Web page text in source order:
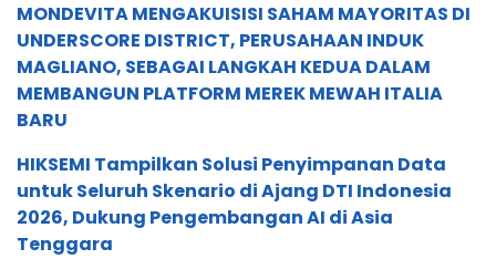
MONDEVITA MENGAKUISISI SAHAM MAYORITAS DI
UNDERSCORE DISTRICT, PERUSAHAAN INDUK
MAGLIANO, SEBAGAI LANGKAH KEDUA DALAM
MEMBANGUN PLATFORM MEREK MEWAH ITALIA
BARU
HIKSEMI Tampilkan Solusi Penyimpanan Data
untuk Seluruh Skenario di Ajang DTI Indonesia
2026, Dukung Pengembangan AI di Asia
Tenggara